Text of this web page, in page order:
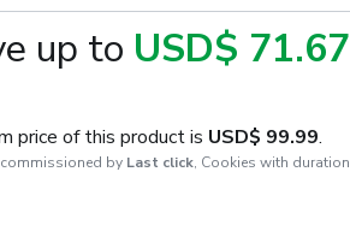
up to USD$ 71.67
price of this product is USD$ 99.99.
by Last click, Cookies with duration